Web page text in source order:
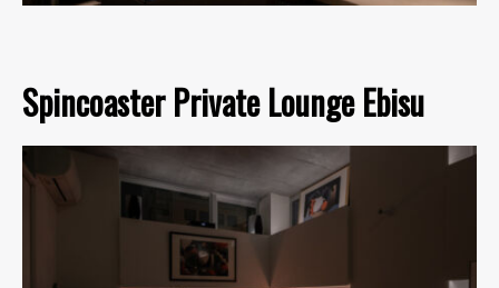
Spincoaster Private Lounge Ebisu